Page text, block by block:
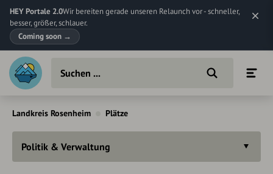
HEY Portale 2.0Wir bereiten gerade unseren Relaunch vor - schneller,
besser, größer, schlauer.
Coming soon →
Landkreis Rosenheim Plätze
Politik & Verwaltung